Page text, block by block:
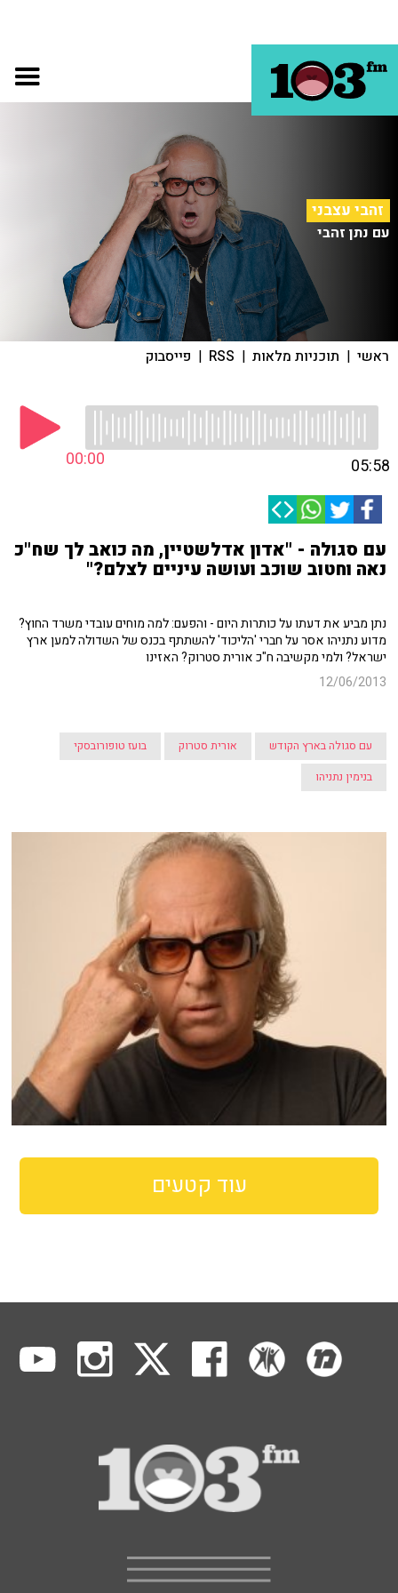
זהבי עצבני
עם נתן זהבי
ראשי | תוכניות מלאות |
RSS
| פייסבוק
00:00 05:58
עם סגולה - "אדון אדלשטיין, מה כואב לך שח"כ
נאה וחטוב שוכב ועושה עיניים לצלם?"
נתן מביע את דעתו על כותרות היום - והפעם: למה מוחים עובדי משרד החוץ?
מדוע נתניהו אסר על חברי 'הליכוד' להשתתף בכנס של השדולה למען ארץ
ישראל? ולמי מקשיבה ח"כ אורית סטרוק? האזינו
12/06/2013
עם סגולה בארץ הקודש אורית סטרוק
בועז טופורובסקי
בנימין נתניהו
עוד קטעים